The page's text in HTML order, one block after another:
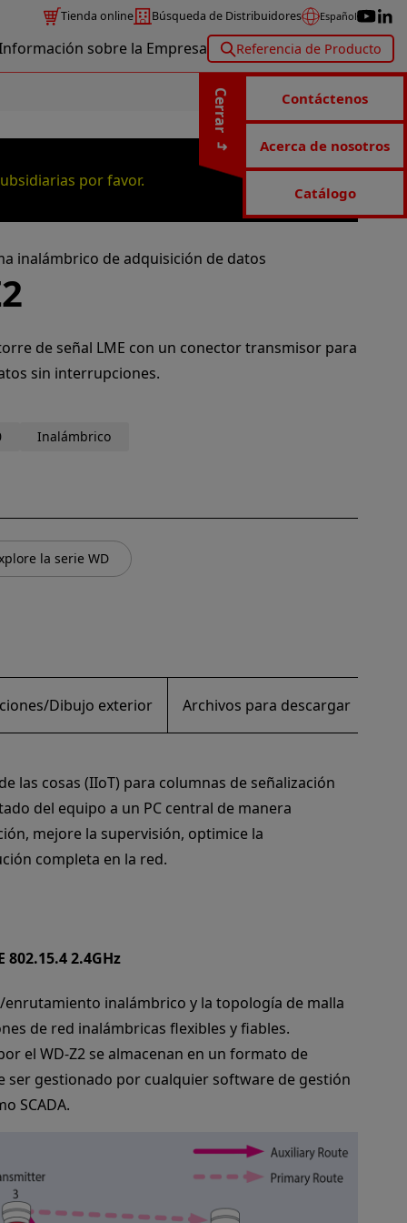
Tienda online Búsqueda de Distribuidores Español
sobre la Empresa Referencia de Producto
Cerrar Contáctenos
Acerca de nosotros
Catálogo
por favor.
inalámbrico de adquisición de datos
de señal LME con un conector transmisor para
sin interrupciones.
Inalámbrico
la serie WD
Dibujo exterior Archivos para descargar
las cosas (IIoT) para columnas de señalización
del equipo a un PC central de manera
mejore la supervisión, optimice la
completa en la red.
2.4GHz
enrutamiento inalámbrico y la topología de malla
de red inalámbricas flexibles y fiables.
el WD-Z2 se almacenan en un formato de
ser gestionado por cualquier software de gestión
SCADA.